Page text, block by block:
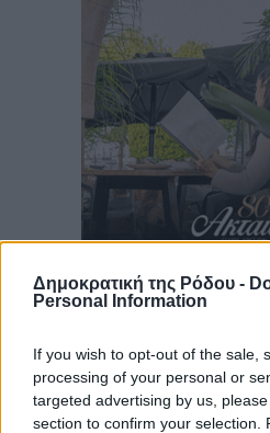
Δημοκρατική της Ρόδου -
Personal Information
If you wish to opt-out of the sale,
processing of your personal or
targeted advertising by us,
section to confirm your selection.